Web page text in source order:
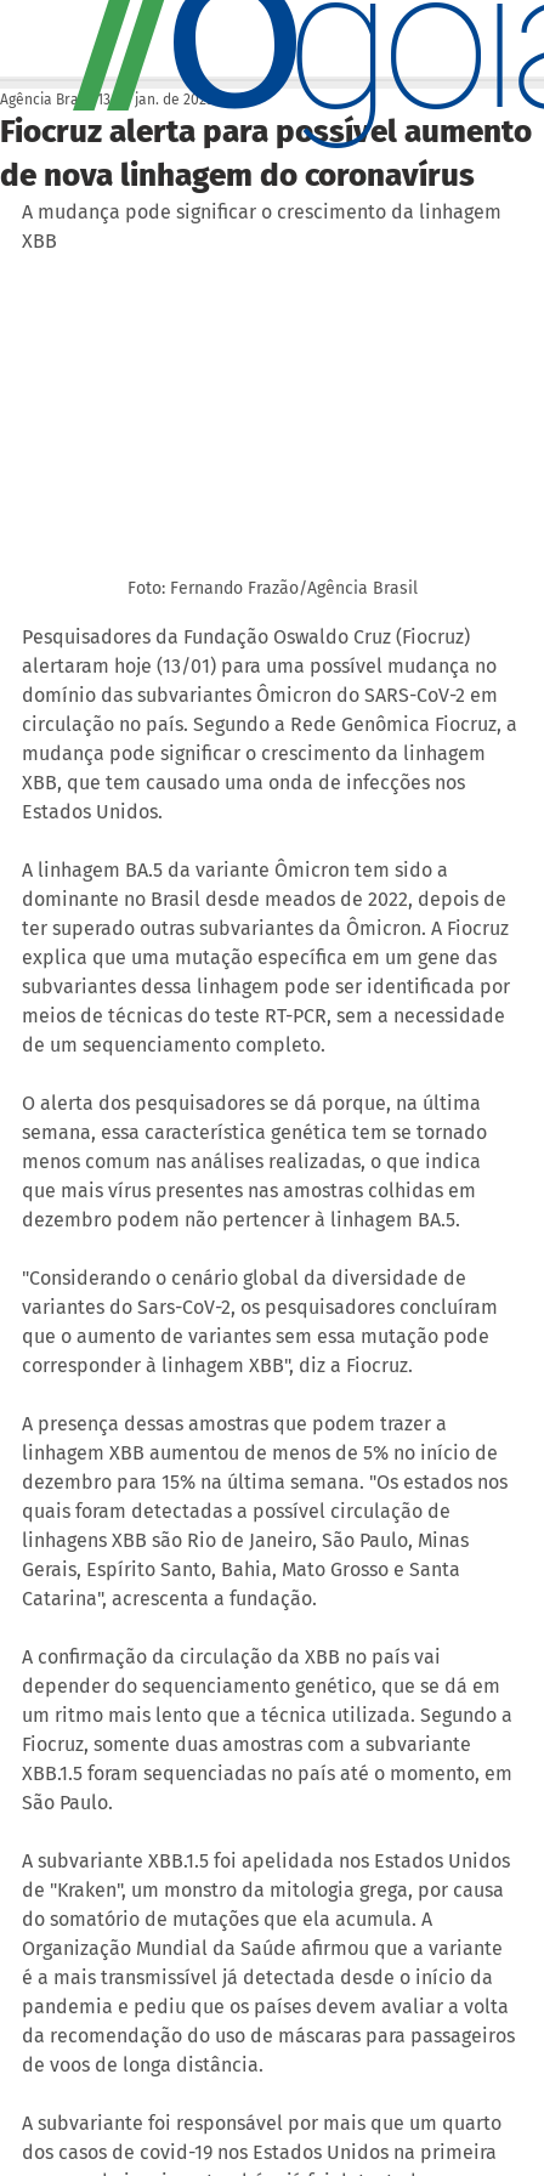
Fiocruz alerta para possível aumento
de nova linhagem do coronavírus
Agência Brasil 13 de jan. de 2023
A mudança pode significar o crescimento da linhagem
XBB
Foto: Fernando Frazão/Agência Brasil
Pesquisadores da Fundação Oswaldo Cruz (Fiocruz)
alertaram hoje (13/01) para uma possível mudança no
domínio das subvariantes Ômicron do SARS-CoV-2 em
circulação no país. Segundo a Rede Genômica Fiocruz, a
mudança pode significar o crescimento da linhagem
XBB, que tem causado uma onda de infecções nos
Estados Unidos.
A linhagem BA.5 da variante Ômicron tem sido a
dominante no Brasil desde meados de 2022, depois de
ter superado outras subvariantes da Ômicron. A Fiocruz
explica que uma mutação específica em um gene das
subvariantes dessa linhagem pode ser identificada por
meios de técnicas do teste RT-PCR, sem a necessidade
de um sequenciamento completo.
O alerta dos pesquisadores se dá porque, na última
semana, essa característica genética tem se tornado
menos comum nas análises realizadas, o que indica
que mais vírus presentes nas amostras colhidas em
dezembro podem não pertencer à linhagem BA.5.
"Considerando o cenário global da diversidade de
variantes do Sars-CoV-2, os pesquisadores concluíram
que o aumento de variantes sem essa mutação pode
corresponder à linhagem XBB", diz a Fiocruz.
A presença dessas amostras que podem trazer a
linhagem XBB aumentou de menos de 5% no início de
dezembro para 15% na última semana. "Os estados nos
quais foram detectadas a possível circulação de
linhagens XBB são Rio de Janeiro, São Paulo, Minas
Gerais, Espírito Santo, Bahia, Mato Grosso e Santa
Catarina", acrescenta a fundação.
A confirmação da circulação da XBB no país vai
depender do sequenciamento genético, que se dá em
um ritmo mais lento que a técnica utilizada. Segundo a
Fiocruz, somente duas amostras com a subvariante
XBB.1.5 foram sequenciadas no país até o momento, em
São Paulo.
A subvariante XBB.1.5 foi apelidada nos Estados Unidos
de "Kraken", um monstro da mitologia grega, por causa
do somatório de mutações que ela acumula. A
Organização Mundial da Saúde afirmou que a variante
é a mais transmissível já detectada desde o início da
pandemia e pediu que os países devem avaliar a volta
da recomendação do uso de máscaras para passageiros
de voos de longa distância.
A subvariante foi responsável por mais que um quarto
dos casos de covid-19 nos Estados Unidos na primeira